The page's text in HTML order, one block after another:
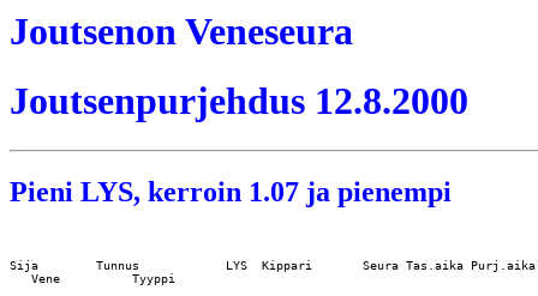
Joutsenon Veneseura
Joutsenpurjehdus 12.8.2000
Pieni LYS, kerroin 1.07 ja pienempi
Sija        Tunnus            LYS  Kippari       Seura Tas.aika Purj.aika
   Vene          Tyyppi